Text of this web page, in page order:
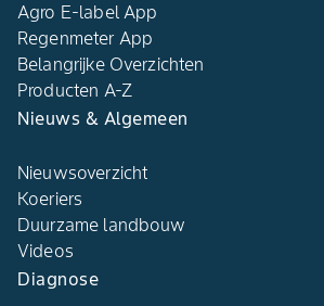
Agro E-label App
Regenmeter App
Belangrijke Overzichten
Producten A-Z
Nieuws & Algemeen
Nieuwsoverzicht
Koeriers
Duurzame landbouw
Videos
Diagnose